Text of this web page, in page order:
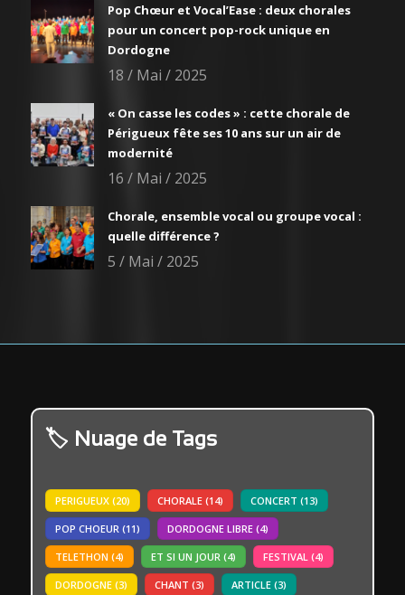
Pop Chœur et Vocal’Ease : deux chorales
pour un concert pop-rock unique en
Dordogne
18 / Mai / 2025
« On casse les codes » : cette chorale de
Périgueux fête ses 10 ans sur un air de
modernité
16 / Mai / 2025
Chorale, ensemble vocal ou groupe vocal :
quelle différence ?
5 / Mai / 2025
Nuage de Tags
PERIGUEUX (20) CHORALE (14) CONCERT (13)
POP CHOEUR (11) DORDOGNE LIBRE (4)
TELETHON (4) ET SI UN JOUR (4) FESTIVAL (4)
DORDOGNE (3) CHANT (3) ARTICLE (3)